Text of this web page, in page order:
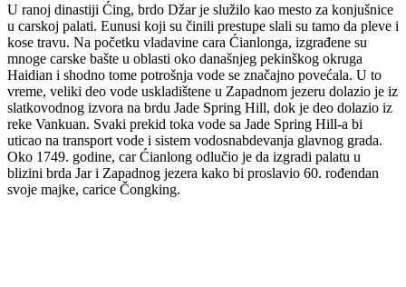
U ranoj dinastiji Ćing, brdo Džar je služilo kao mesto za konjušnice
u carskoj palati. Eunusi koji su činili prestupe slali su tamo da pleve i
kose travu. Na početku vladavine cara Ćianlonga, izgrađene su
mnoge carske bašte u oblasti oko današnjeg pekinškog okruga
Haidian i shodno tome potrošnja vode se značajno povećala. U to
vreme, veliki deo vode uskladištene u Zapadnom jezeru dolazio je iz
slatkovodnog izvora na brdu Jade Spring Hill, dok je deo dolazio iz
reke Vankuan. Svaki prekid toka vode sa Jade Spring Hill-a bi
uticao na transport vode i sistem vodosnabdevanja glavnog grada.
Oko 1749. godine, car Ćianlong odlučio je da izgradi palatu u
blizini brda Jar i Zapadnog jezera kako bi proslavio 60. rođendan
svoje majke, carice Čongking.